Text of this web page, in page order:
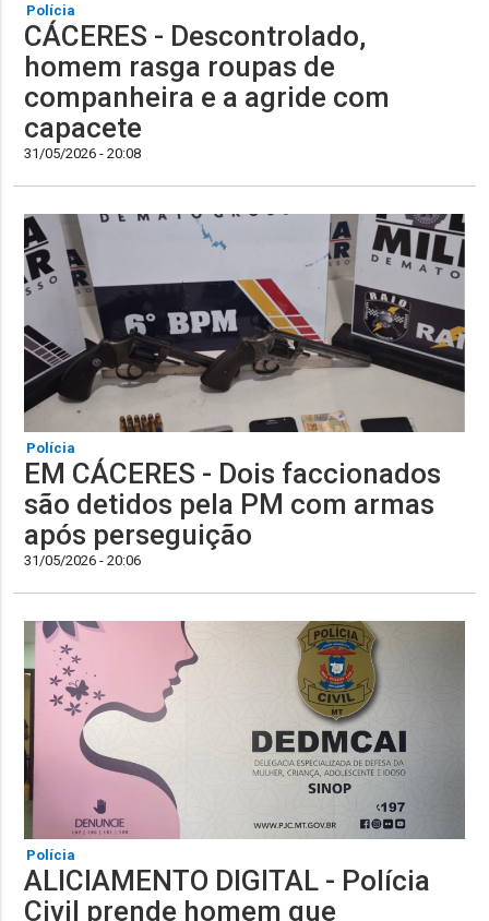
Polícia
CÁCERES - Descontrolado,
homem rasga roupas de
companheira e a agride com
capacete
31/05/2026 - 20:08
Polícia
EM CÁCERES - Dois faccionados
são detidos pela PM com armas
após perseguição
31/05/2026 - 20:06
Polícia
ALICIAMENTO DIGITAL - Polícia
Civil prende homem que